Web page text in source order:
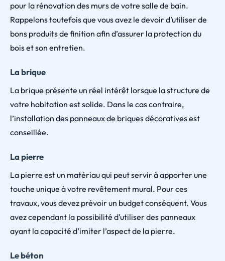
pour la rénovation des murs de votre salle de bain.
Rappelons toutefois que vous avez le devoir d’utiliser de
bons produits de finition afin d’assurer la protection du
bois et son entretien.
La brique
La brique présente un réel intérêt lorsque la structure de
votre habitation est solide. Dans le cas contraire,
l’installation des panneaux de briques décoratives est
conseillée.
La pierre
La pierre est un matériau qui peut servir à apporter une
touche unique à votre revêtement mural. Pour ces
travaux, vous devez prévoir un budget conséquent. Vous
avez cependant la possibilité d’utiliser des panneaux
ayant la capacité d’imiter l’aspect de la pierre.
Le béton